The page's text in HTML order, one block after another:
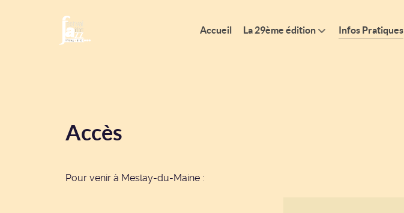
Accueil La 29ème édition Infos Pratiques
Accès
Pour venir à Meslay-du-Maine :